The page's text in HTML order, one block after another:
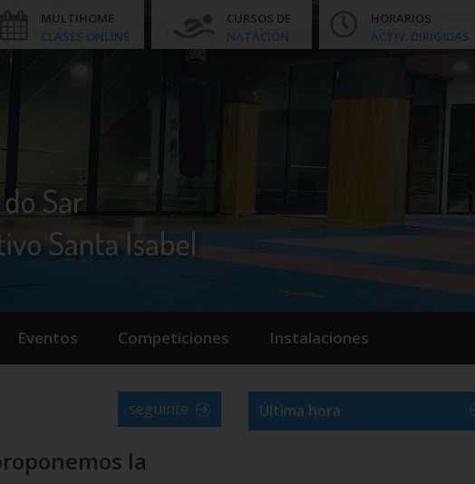
MULTIHOME
CLASES ONLINE
CURSOS DE
NATACIÓN
HORARIOS
ACTIV. DIRIGIDAS
Eventos Competiciones Instalaciones
seguinte
la
Última hora